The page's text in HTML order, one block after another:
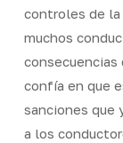
controles de la
muchos
consecuencias
confía en que
sanciones que
a los